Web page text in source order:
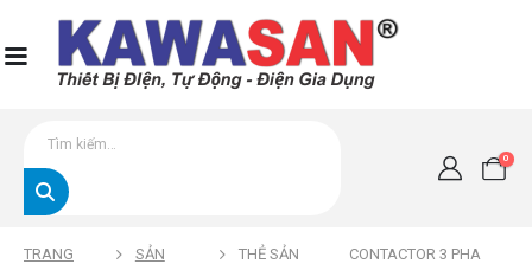
0
TRANG
SẢN
THẺ SẢN
CONTACTOR 3 PHA